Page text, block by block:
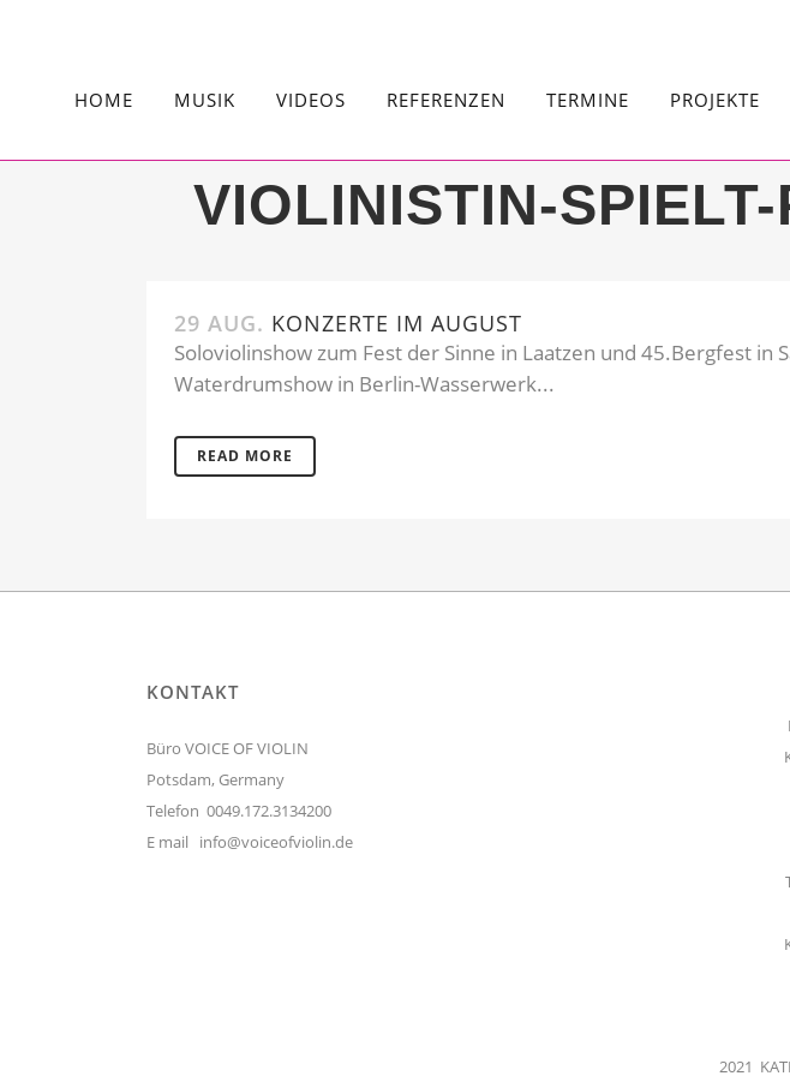
HOME MUSIK VIDEOS REFERENZEN TERMINE PROJEKTE
VIOLINISTIN-
29 AUG. KONZERTE IM AUGUST
Soloviolinshow zum Fest der Sinne in Laatzen und 45.Bergfest in
Waterdrumshow in Berlin-Wasserwerk...
READ MORE
KONTAKT
Büro VOICE OF VIOLIN
Potsdam, Germany
Telefon 0049.172.3134200
E mail info@voiceofviolin.de
2021